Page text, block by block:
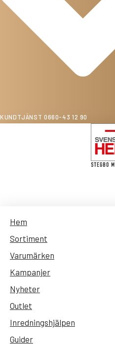
KUNDTJÄNST 0660-43 12 90
Hem
Sortiment
Varumärken
Kampanjer
Nyheter
Outlet
Inredningshjälpen
Guider
Cart0kr